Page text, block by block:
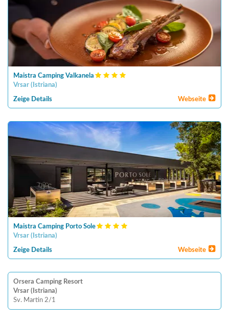
Maistra Camping Valkanela
Vrsar ( Istriana)
Zeige Details Webseite
Maistra Camping Porto Sole
Vrsar ( Istriana)
Zeige Details Webseite
Orsera Camping Resort
Vrsar (Istriana)
Sv. Martin 2/1